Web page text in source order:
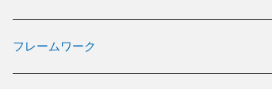
フレームワーク